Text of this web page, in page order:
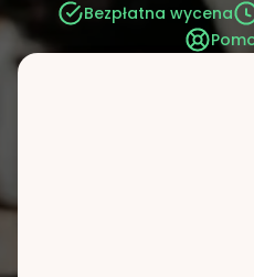
Bezpłatna wycena